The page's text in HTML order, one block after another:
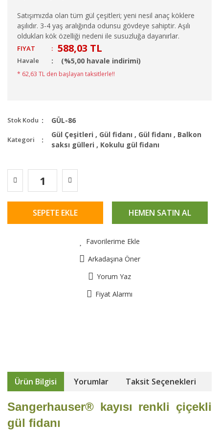
Satışımızda olan tüm gül çeşitleri; yeni nesil anaç köklere
aşılıdır. 3-4 yaş aralığında odunsu gövdeye sahiptir. Aşılı
oldukları kök özelliği nedeni ile susuzluğa dayanırlar.
FIYAT : 588,03 TL
Havale (%5,00 havale indirimi)
* 62,63 TL den başlayan taksitlerle!!
Stok Kodu GÜL-86
Kategori
Gül Çeşitleri , Gül fidanı , Gül fidanı , Balkon
saksı gülleri , Kokulu gül fidanı
SEPETE EKLE HEMEN SATIN AL
Favorilerime Ekle
Arkadaşına Öner
Yorum Yaz
Fiyat Alarmı
Ürün Bilgisi Yorumlar Taksit Seçenekleri
Sangerhauser® kayısı renkli çiçekli
gül fidanı